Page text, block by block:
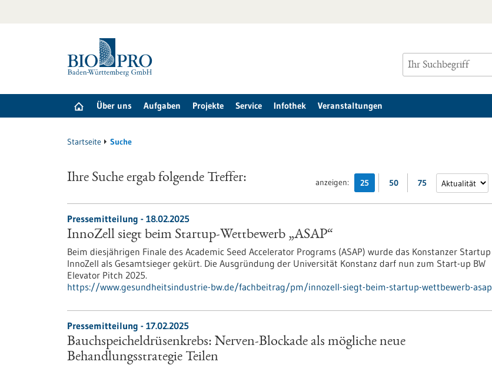
Über uns Aufgaben Projekte Service Infothek Veranstaltungen
Startseite Suche
anzeigen: 25 50 75
Ihre Suche ergab folgende Treffer:
Pressemitteilung - 18.02.2025
InnoZell siegt beim Startup-Wettbewerb „ASAP“
Beim diesjährigen Finale des Academic Seed Accelerator Programs (ASAP) wurde das Konstanzer Startup
InnoZell als Gesamtsieger gekürt. Die Ausgründung der Universität Konstanz darf nun zum Start-up BW
Elevator Pitch 2025.
https://www.gesundheitsindustrie-bw.de/fachbeitrag/pm/innozell-siegt-beim-startup-wettbewerb-asap
Pressemitteilung - 17.02.2025
Bauchspeicheldrüsenkrebs: Nerven-Blockade als mögliche neue
Behandlungsstrategie Teilen